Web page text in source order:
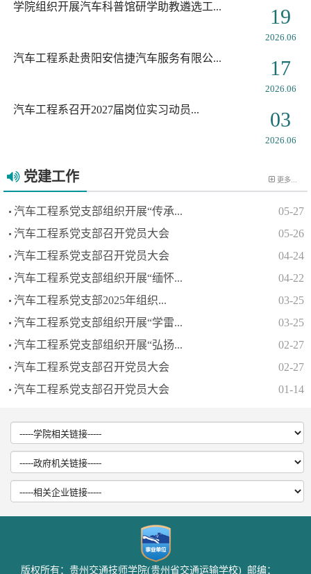
学院组织开展汽车科普馆研学助教遴选工... 19
2026.06
汽车工程系赴贵阳安信捷汽车服务有限公... 17
2026.06
汽车工程系召开2027届岗位实习动员... 03
2026.06
党建工作 更多...
05-27
汽车工程系党支部组织开展“传承...
05-26
汽车工程系党支部召开党员大会
04-24
汽车工程系党支部召开党员大会
04-22
汽车工程系党支部组织开展“缅怀...
03-25
汽车工程系党支部2025年组织...
03-25
汽车工程系党支部组织开展“学雷...
02-27
汽车工程系党支部组织开展“弘扬...
02-27
汽车工程系党支部召开党员大会
01-14
汽车工程系党支部召开党员大会
版权所有：贵州交通技师学院(贵州省交通运输学校) 邮编：